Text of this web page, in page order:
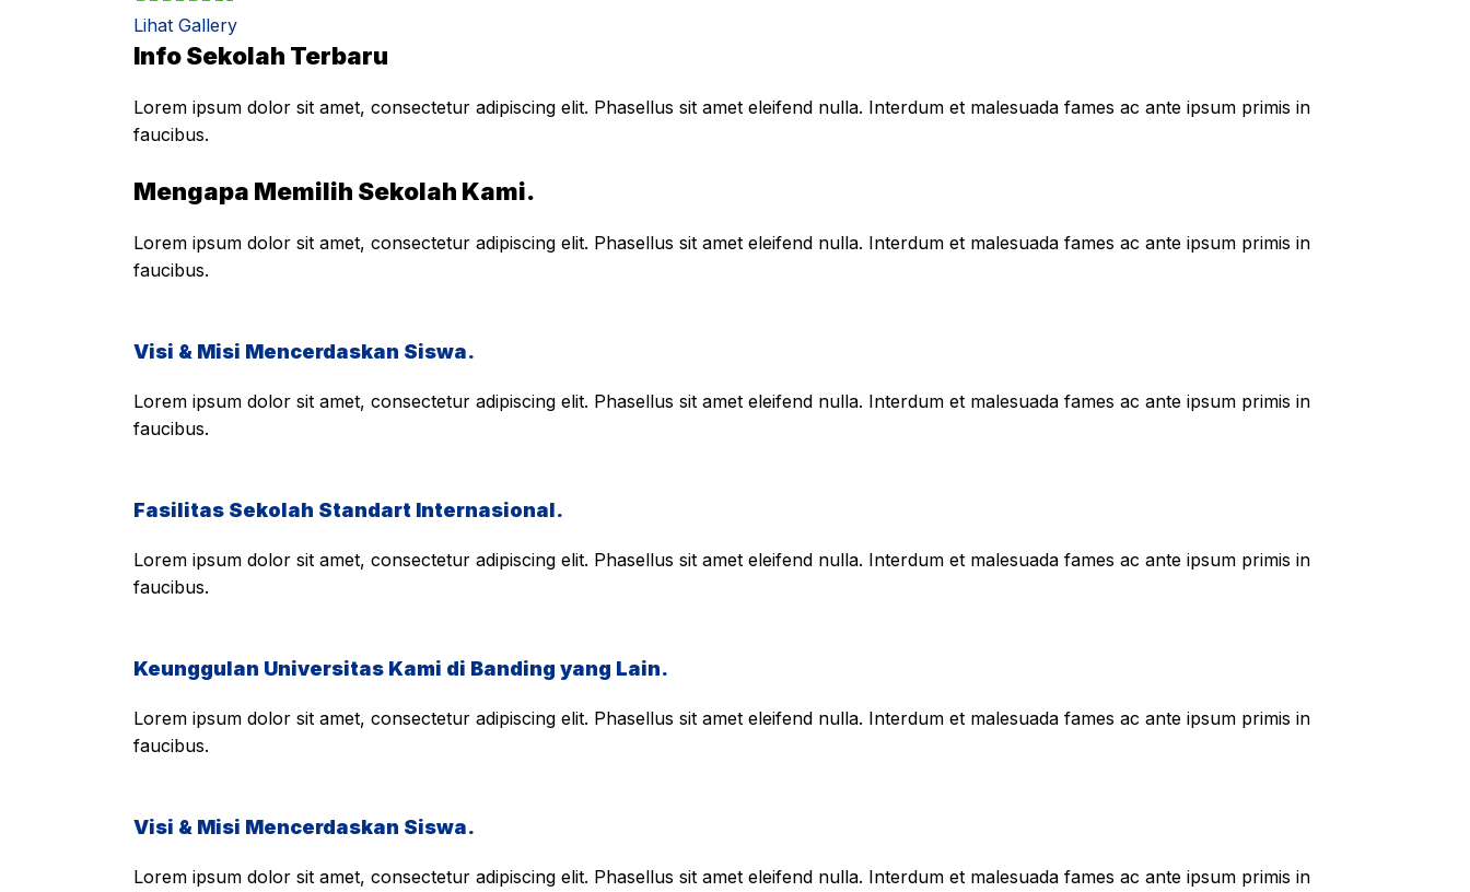
Lihat Gallery
Info Sekolah Terbaru
Lorem ipsum dolor sit amet, consectetur adipiscing elit. Phasellus sit amet eleifend nulla. Interdum et malesuada fames ac ante ipsum primis in
faucibus.
Mengapa Memilih Sekolah Kami.
Lorem ipsum dolor sit amet, consectetur adipiscing elit. Phasellus sit amet eleifend nulla. Interdum et malesuada fames ac ante ipsum primis in
faucibus.
Visi & Misi Mencerdaskan Siswa.
Lorem ipsum dolor sit amet, consectetur adipiscing elit. Phasellus sit amet eleifend nulla. Interdum et malesuada fames ac ante ipsum primis in
faucibus.
Fasilitas Sekolah Standart Internasional.
Lorem ipsum dolor sit amet, consectetur adipiscing elit. Phasellus sit amet eleifend nulla. Interdum et malesuada fames ac ante ipsum primis in
faucibus.
Keunggulan Universitas Kami di Banding yang Lain.
Lorem ipsum dolor sit amet, consectetur adipiscing elit. Phasellus sit amet eleifend nulla. Interdum et malesuada fames ac ante ipsum primis in
faucibus.
Visi & Misi Mencerdaskan Siswa.
Lorem ipsum dolor sit amet, consectetur adipiscing elit. Phasellus sit amet eleifend nulla. Interdum et malesuada fames ac ante ipsum primis in